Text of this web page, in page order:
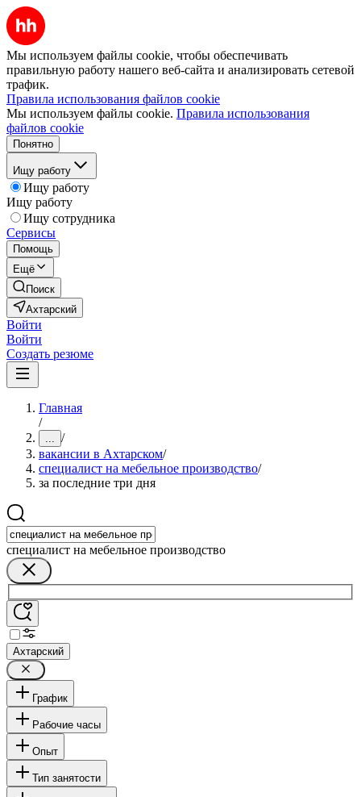
Мы используем файлы cookie, чтобы обеспечивать
правильную работу нашего веб-сайта и анализировать сетевой
трафик.
Правила использования файлов cookie
Мы используем файлы cookie. Правила использования
файлов cookie
Понятно
Ищу работу
Ищу работу
Ищу работу
Ищу сотрудника
Сервисы
Помощь
Ещё
Поиск
Ахтарский
Войти
Войти
Создать резюме
Главная
/
... /
вакансии в Ахтарском/
специалист на мебельное производство/
за последние три дня
специалист на мебельное производство
Ахтарский
График
Рабочие часы
Опыт
Тип занятости